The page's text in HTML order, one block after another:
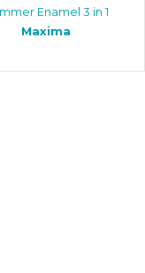
Enamel 3 in 1
Maxima